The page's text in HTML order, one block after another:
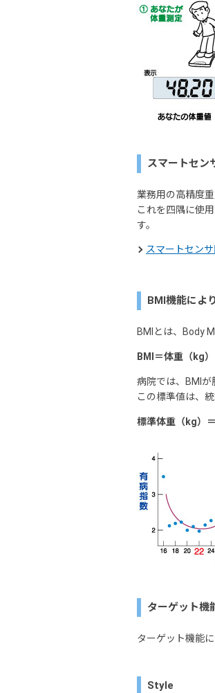
スマートセン
業務用の高精度
これを四隅に使
す。
スマートセン
BMI機能によ
BMIとは、Body
BMI＝体重（kg
病院では、BMIが
この標準値は、
標準体重（kg）
ターゲット機
ターゲット機能
Style